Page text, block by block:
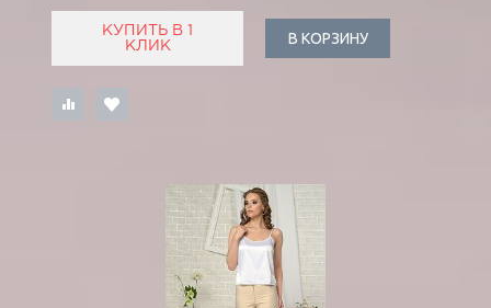
КУПИТЬ В 1
КЛИК
В КОРЗИНУ